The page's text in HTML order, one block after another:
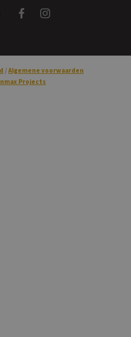
Facebook
Algemene voorwaarden
Projects